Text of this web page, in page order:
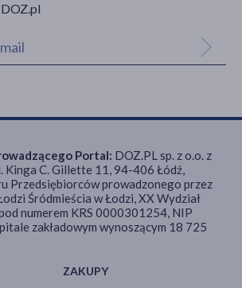
ZAKUPY
Portal: DOZ.PL sp. z o.o. z
Kinga C. Gillette 11, 94-406 Łódź,
Przedsiębiorców prowadzonego przez
Śródmieścia w Łodzi, XX Wydział
numerem KRS 0000301254, NIP
zakładowym wynoszącym 18 725